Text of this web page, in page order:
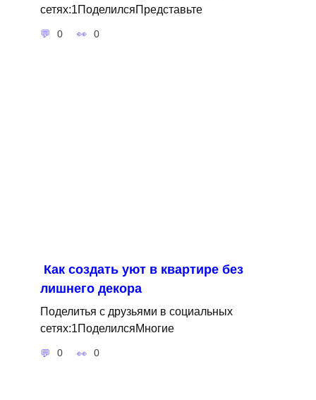
сетях:1ПоделилсяПредставьте
0 0
Как создать уют в квартире без
лишнего декора
Поделитья с друзьями в социальных
сетях:1ПоделилсяМногие
0 0